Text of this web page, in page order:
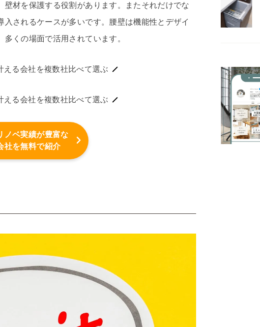
材を保護する役割があります。またそれだけでな
されるケースが多いです。腰壁は機能性とデザイ
くの場面で活用されています。
える会社を複数社比べて選ぶ
える会社を複数社比べて選ぶ
ノベ実績が豊富な
社を無料で紹介